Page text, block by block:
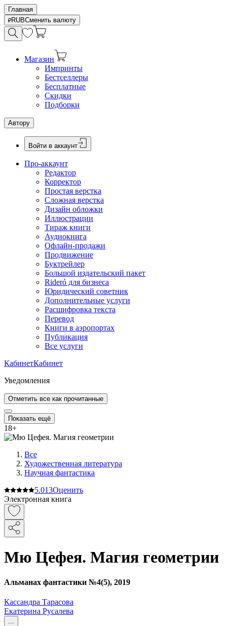
Главная
RUBСменить валюту
Магазин
Импринты
Бестселлеры
Бесплатные
Скидки
Подборки
Автору
Войти в аккаунт
Про-аккаунт
Редактор
Корректор
Простая верстка
Сложная верстка
Дизайн обложки
Иллюстрации
Тираж книги
Аудиокнига
Офлайн-продажи
Продвижение
Буктрейлер
Большой издательский пакет
Rideró для бизнеса
Юридический советник
Дополнительные услуги
Расшифровка текста
Перевод
Книги в аэропортах
Публикация
Все услуги
КабинетКабинет
Уведомления
Отметить все как прочитанные
Показать ещё
18+
Все
Художественная литература
Научная фантастика
5.013Оценить
Электронная книга
Мю Цефея. Магия геометрии
Альманах фантастики №4(5), 2019
Кассандра Тарасова
Екатерина Русалева
...